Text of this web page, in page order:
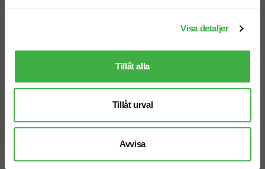
Visa detaljer
Tillåt alla
Tillåt urval
Avvisa
Mån-fre 08.30 - 17.00
Mejl